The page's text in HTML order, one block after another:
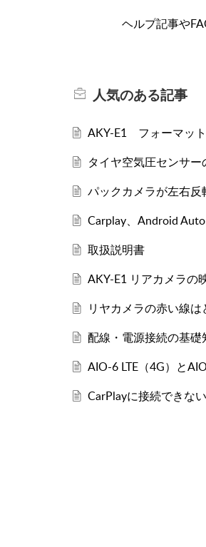
ヘルプ記事や
人気のある記事
AKY-E1 フォーマッ
タイヤ空気圧センサ
パックカメラが左右反
Carplay、Android
取扱説明書
AKY-E1 リアカメラの
リヤカメラの赤い線
配線・電源接続の基礎
AIO-6 LTE（4G）と
CarPlayに接続できな